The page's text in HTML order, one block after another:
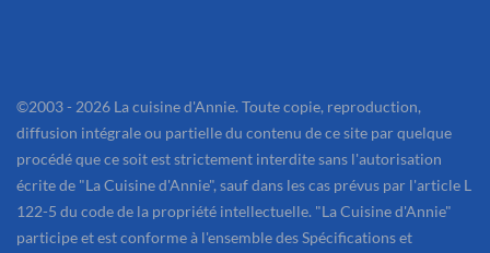
©2003 - 2026 La cuisine d'Annie. Toute copie, reproduction,
diffusion intégrale ou partielle du contenu de ce site par quelque
procédé que ce soit est strictement interdite sans l'autorisation
écrite de "La Cuisine d'Annie", sauf dans les cas prévus par l'article L
122-5 du code de la propriété intellectuelle. "La Cuisine d'Annie"
participe et est conforme à l'ensemble des Spécifications et